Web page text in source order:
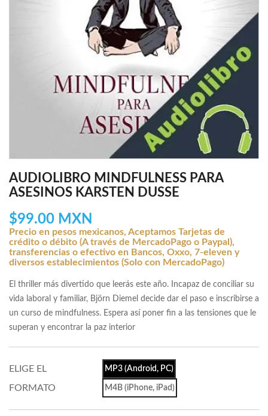
AUDIOLIBRO MINDFULNESS PARA
ASESINOS KARSTEN DUSSE
$99.00 MXN
Precio en pesos mexicanos, Aceptamos Tarjetas de
crédito o débito (A través de MercadoPago o Paypal),
transferencias o efectivo en Bancos, Oxxo, 7-eleven y
diversos establecimientos (Solo con MercadoPago)
El thriller más divertido que leerás este año. Incapaz de conciliar su
vida laboral y familiar, Björn Diemel decide dar el paso e inscribirse a
un curso de mindfulness. Espera así poner fin a las tensiones que le
superan y encontrar la paz interior
ELIGE EL
FORMATO
MP3 (Android, PC)
M4B (iPhone, iPad)